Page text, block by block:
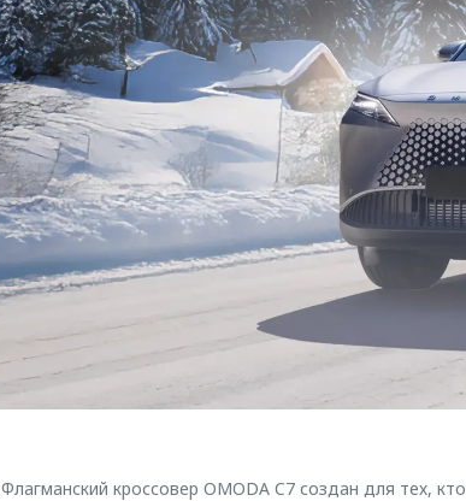
Флагманский кроссовер OMODA C7 создан для тех,